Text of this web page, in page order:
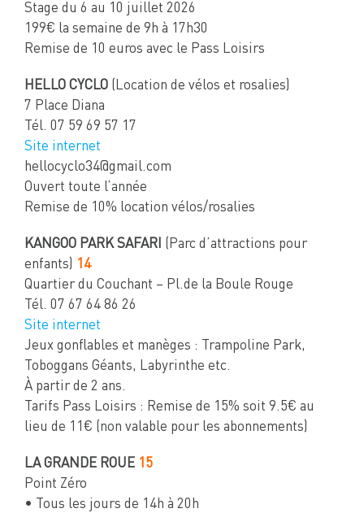
Stage du 6 au 10 juillet 2026
199€ la semaine de 9h à 17h30
Remise de 10 euros avec le Pass Loisirs
HELLO CYCLO (Location de vélos et rosalies)
7 Place Diana
Tél. 07 59 69 57 17
Site internet
hellocyclo34@gmail.com
Ouvert toute l’année
Remise de 10% location vélos/rosalies
KANGOO PARK SAFARI (Parc d’attractions pour
enfants) 14
Quartier du Couchant – Pl.de la Boule Rouge
Tél. 07 67 64 86 26
Site internet
Jeux gonflables et manèges : Trampoline Park,
Toboggans Géants, Labyrinthe etc.
À partir de 2 ans.
Tarifs Pass Loisirs : Remise de 15% soit 9.5€ au
lieu de 11€ (non valable pour les abonnements)
LA GRANDE ROUE 15
Point Zéro
• Tous les jours de 14h à 20h